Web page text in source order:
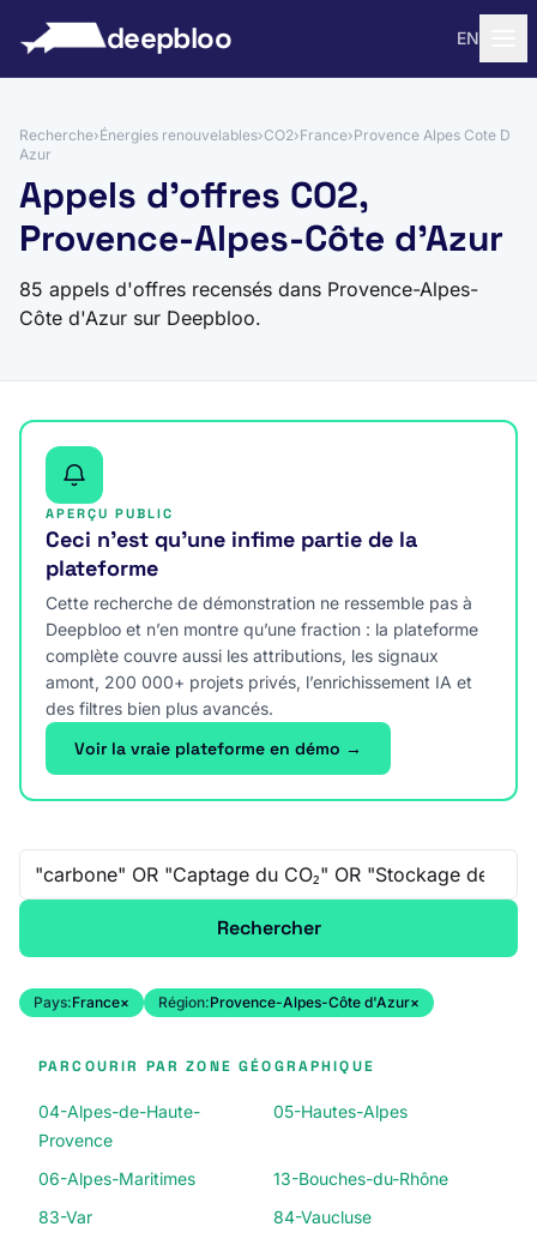
deepbloo EN
Recherche›Énergies renouvelables›CO2›France›Provence Alpes Cote D
Azur
Appels d'offres CO2,
Provence-Alpes-Côte d'Azur
85 appels d'offres recensés dans Provence-Alpes-
Côte d'Azur sur Deepbloo.
APERÇU PUBLIC
Ceci n’est qu’une infime partie de la
plateforme
Cette recherche de démonstration ne ressemble pas à
Deepbloo et n’en montre qu’une fraction : la plateforme
complète couvre aussi les attributions, les signaux
amont, 200 000+ projets privés, l’enrichissement IA et
des filtres bien plus avancés.
Voir la vraie plateforme en démo →
Recherche libre
Rechercher
Pays:France× Région:Provence-Alpes-Côte d'Azur×
PARCOURIR PAR ZONE GÉOGRAPHIQUE
04-Alpes-de-Haute-
Provence
05-Hautes-Alpes
06-Alpes-Maritimes
13-Bouches-du-Rhône
83-Var
84-Vaucluse